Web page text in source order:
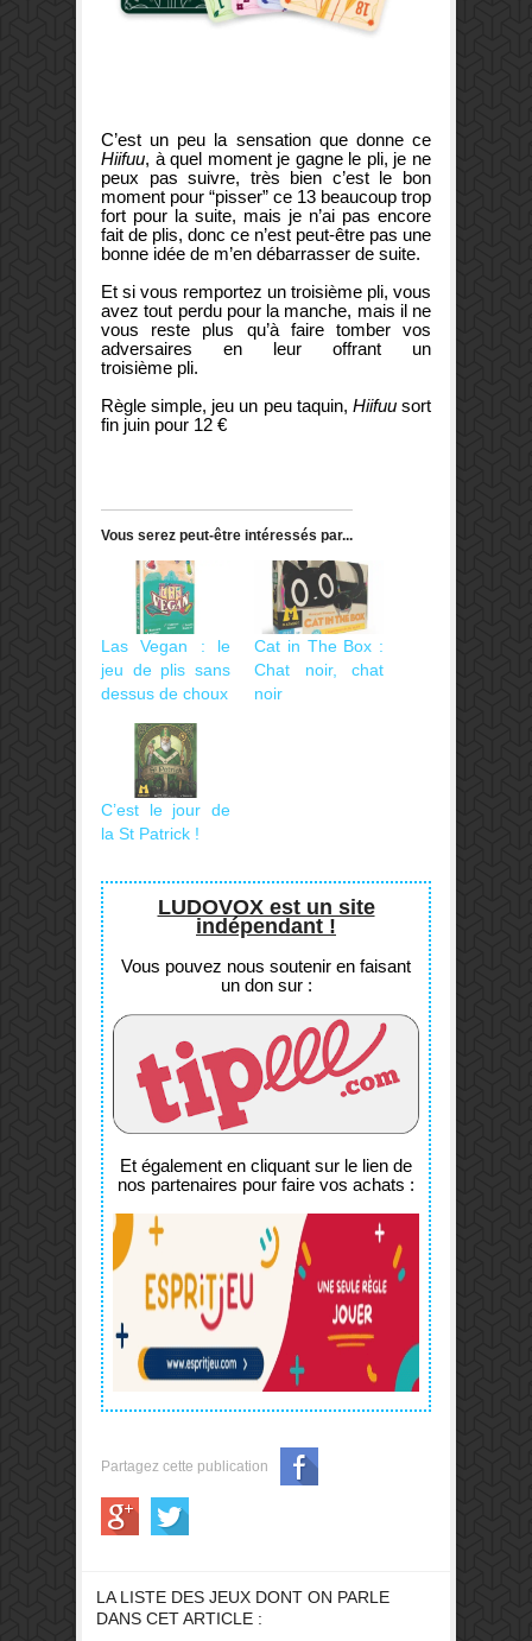
C’est un peu la sensation que donne ce
Hiifuu, à quel moment je gagne le pli, je ne
peux pas suivre, très bien c’est le bon
moment pour “pisser” ce 13 beaucoup trop
fort pour la suite, mais je n’ai pas encore
fait de plis, donc ce n’est peut-être pas une
bonne idée de m’en débarrasser de suite.
Et si vous remportez un troisième pli, vous
avez tout perdu pour la manche, mais il ne
vous reste plus qu’à faire tomber vos
adversaires en leur offrant un
troisième pli.
Règle simple, jeu un peu taquin, Hiifuusort
fin juin pour 12 €
Vous serez peut-être intéressés par...
Las Vegan : le
jeu de plis sans
dessus de choux
Cat in The Box :
Chat noir, chat
noir
C’est le jour de
la St Patrick !
LUDOVOX est un site
indépendant !
Vous pouvez nous soutenir en faisant
un don sur :
Et également en cliquant sur le lien de
nos partenaires pour faire vos achats :
Partagez cette publication
LA LISTE DES JEUX DONT ON PARLE
DANS CET ARTICLE :